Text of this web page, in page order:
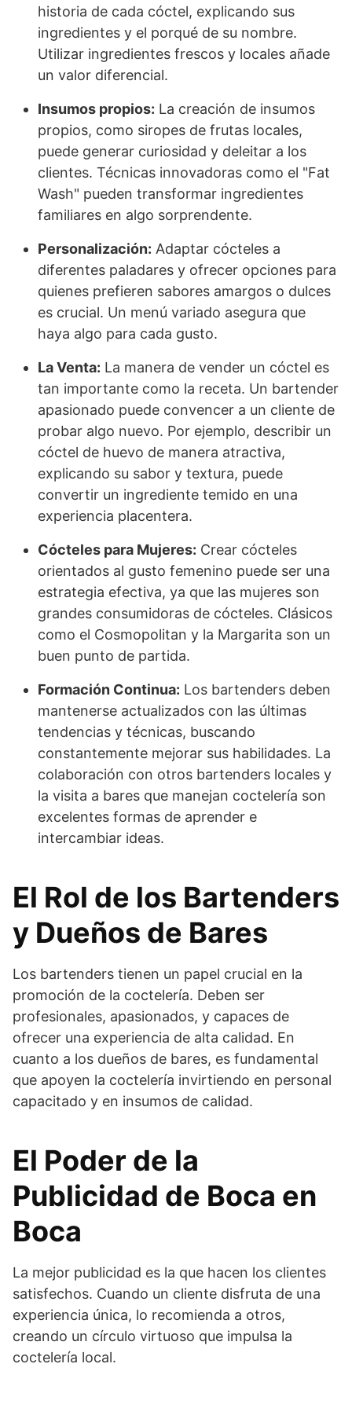
historia de cada cóctel, explicando sus
ingredientes y el porqué de su nombre.
Utilizar ingredientes frescos y locales añade
un valor diferencial.
Insumos propios: La creación de insumos
propios, como siropes de frutas locales,
puede generar curiosidad y deleitar a los
clientes. Técnicas innovadoras como el "Fat
Wash" pueden transformar ingredientes
familiares en algo sorprendente.
Personalización: Adaptar cócteles a
diferentes paladares y ofrecer opciones para
quienes prefieren sabores amargos o dulces
es crucial. Un menú variado asegura que
haya algo para cada gusto.
La Venta: La manera de vender un cóctel es
tan importante como la receta. Un bartender
apasionado puede convencer a un cliente de
probar algo nuevo. Por ejemplo, describir un
cóctel de huevo de manera atractiva,
explicando su sabor y textura, puede
convertir un ingrediente temido en una
experiencia placentera.
Cócteles para Mujeres: Crear cócteles
orientados al gusto femenino puede ser una
estrategia efectiva, ya que las mujeres son
grandes consumidoras de cócteles. Clásicos
como el Cosmopolitan y la Margarita son un
buen punto de partida.
Formación Continua: Los bartenders deben
mantenerse actualizados con las últimas
tendencias y técnicas, buscando
constantemente mejorar sus habilidades. La
colaboración con otros bartenders locales y
la visita a bares que manejan coctelería son
excelentes formas de aprender e
intercambiar ideas.
El Rol de los Bartenders
y Dueños de Bares
Los bartenders tienen un papel crucial en la
promoción de la coctelería. Deben ser
profesionales, apasionados, y capaces de
ofrecer una experiencia de alta calidad. En
cuanto a los dueños de bares, es fundamental
que apoyen la coctelería invirtiendo en personal
capacitado y en insumos de calidad.
El Poder de la
Publicidad de Boca en
Boca
La mejor publicidad es la que hacen los clientes
satisfechos. Cuando un cliente disfruta de una
experiencia única, lo recomienda a otros,
creando un círculo virtuoso que impulsa la
coctelería local.